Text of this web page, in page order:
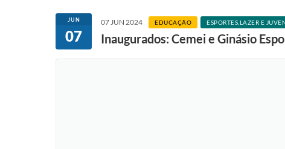
JUN
07
07 JUN 2024 EDUCAÇÃO ESPORTES,LAZER E
Inaugurados: Cemei e Ginásio